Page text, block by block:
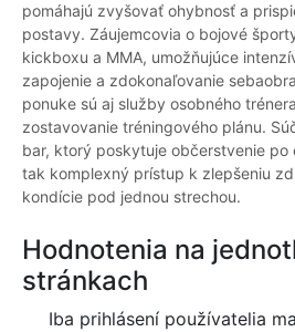
pomáhajú zvyšovať ohybnosť a
postavy. Záujemcovia o bojové
kickboxu a MMA, umožňujúce
zapojenie a zdokonaľovanie
ponuke sú aj služby osobného
zostavovanie tréningového plánu.
bar, ktorý poskytuje občerstvenie po
tak komplexný prístup k zlepšeniu
kondície pod jednou strechou.
Hodnotenia na
stránkach
Iba prihlásení používatelia